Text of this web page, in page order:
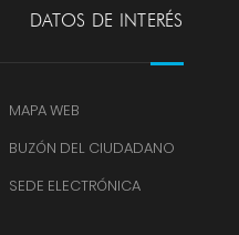
DATOS DE INTERÉS
MAPA WEB
BUZÓN DEL CIUDADANO
SEDE ELECTRÓNICA